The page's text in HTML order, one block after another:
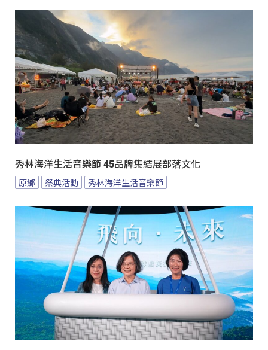
秀林海洋生活音樂節 45品牌集結展部落文化
原鄉 祭典活動 秀林海洋生活音樂節